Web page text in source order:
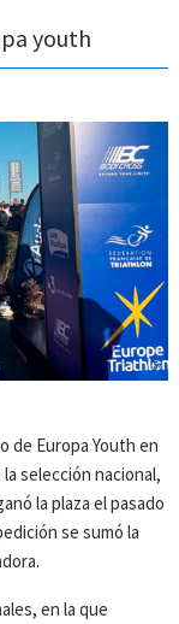
youth
de Europa Youth en
selección nacional,
la plaza el pasado
se sumó la
en la que